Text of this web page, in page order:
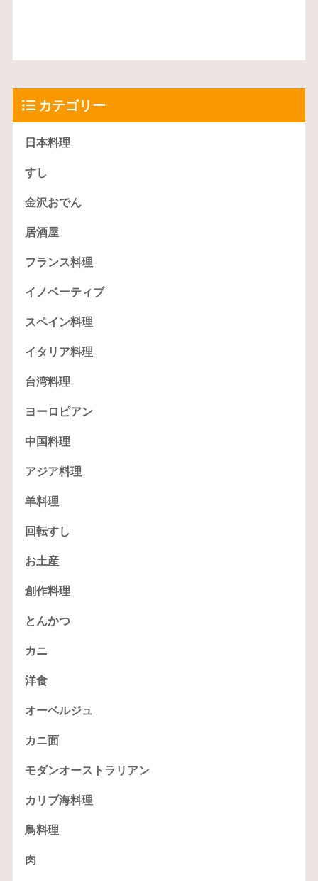
カテゴリー
日本料理
すし
金沢おでん
居酒屋
フランス料理
イノベーティブ
スペイン料理
イタリア料理
台湾料理
ヨーロピアン
中国料理
アジア料理
羊料理
回転すし
お土産
創作料理
とんかつ
カニ
洋食
オーベルジュ
カニ面
モダンオーストラリアン
カリブ海料理
鳥料理
肉